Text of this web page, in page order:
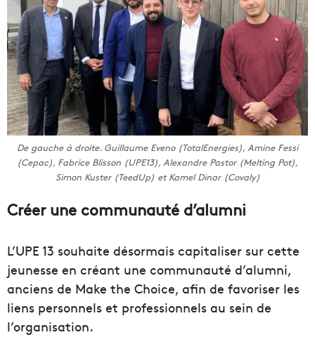
De gauche à droite. Guillaume Eveno (TotalEnergies), Amine Fessi
(Cepac), Fabrice Blisson (UPE13), Alexandre Pastor (Melting Pot),
Simon Kuster (TeedUp) et Kamel Dinar (Covaly)
Créer une communauté d’alumni
L’UPE 13 souhaite désormais capitaliser sur cette
jeunesse en créant une communauté d’alumni,
anciens de Make the Choice, afin de favoriser les
liens personnels et professionnels au sein de
l’organisation.